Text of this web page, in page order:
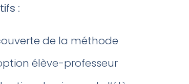
:
de la méthode
élève-professeur